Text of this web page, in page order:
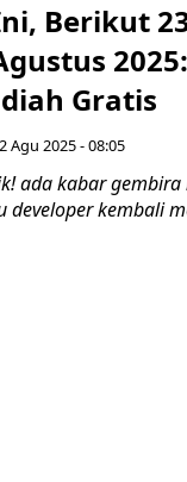
Berikut 23
Gratis
Agu 2025 - 08:05
ada kabar
developer kembali